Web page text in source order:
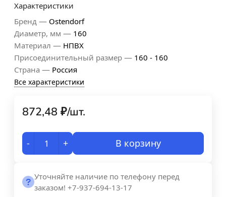
Характеристики
Бренд — Ostendorf
Диаметр, мм — 160
Материал — НПВХ
Присоединительный размер — 160 - 160
Страна — Россия
Все характеристики
872,48 ₽/шт.
- + В корзину
Уточняйте наличие по телефону перед
заказом! +7-937-694-13-17